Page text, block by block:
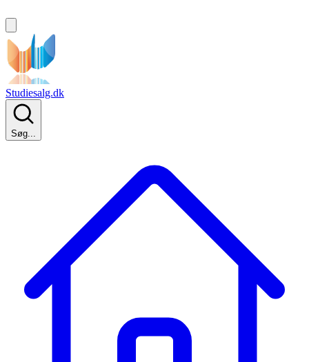
Studiesalg.dk
Søg...